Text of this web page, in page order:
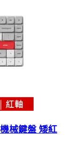
械鍵盤 矮紅